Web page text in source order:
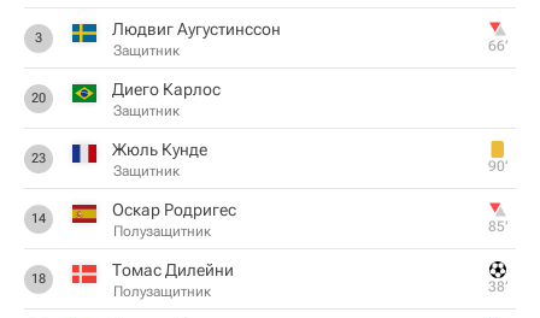
3 Людвиг Аугустинссон
Защитник 66‎’‎
20 Диего Карлос
Защитник
23 Жюль Кунде
Защитник 90‎’‎
14 Оскар Родригес
Полузащитник 85‎’‎
18 Томас Дилейни
Полузащитник 38‎’‎